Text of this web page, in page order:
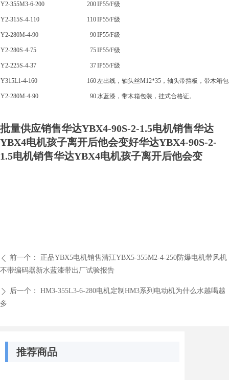
ꄴ 前一个：
正品YBX5电机销售清江YBX5-355M2-4-250防爆电机带风机
不带编码器新水蓝漆带出厂试验报告
ꄲ 后一个：
HM3-355L3-6-280电机定制HM3系列电动机为什么水越喝越
多
Y2-355M3-6-200 200IP55/F级
Y2-315S-4-110 110IP55/F级
Y2-280M-4-90 90IP55/F级
Y2-280S-4-75 75IP55/F级
Y2-225S-4-37 37IP55/F级
Y315L1-4-160 160左出线，轴头丝M12*35，轴头带挡板，带木箱
Y2-280M-4-90 90水蓝漆，带木箱包装，挂式合格证。
批量供应销售华达YBX4-90S-2-1.5电机销售华达
YBX4电机孩子离开后他会变好华达YBX4-90S-2-
1.5电机销售华达YBX4电机孩子离开后他会变
推荐商品